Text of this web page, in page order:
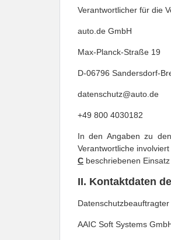
Verantwortlicher für die
auto.de GmbH
Max-Planck-Straße 19
D-06796 Sandersdorf-
datenschutz@auto.de
+49 800 4030182
In den Angaben zu
Verantwortliche
C beschriebenen
II. Kontaktdaten
AAIC Soft Systems